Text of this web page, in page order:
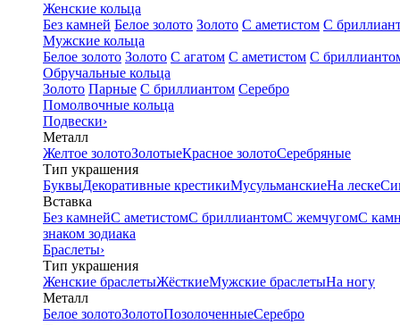
Женские кольца
Без камней Белое золото Золото С аметистом С
Мужские кольца
Белое золото Золото С агатом С аметистом С
Обручальные кольца
Золото Парные С бриллиантом Серебро
Помолвочные кольца
Подвески›
Металл
Желтое золотоЗолотыеКрасное золотоСеребряные
Тип украшения
БуквыДекоративные крестикиМусульманскиеНа леске
Вставка
Без камнейС аметистомС бриллиантомС жемчугомС
знаком зодиака
Браслеты›
Тип украшения
Женские браслетыЖёсткиеМужские браслетыНа ногу
Металл
Белое золотоЗолотоПозолоченныеСеребро